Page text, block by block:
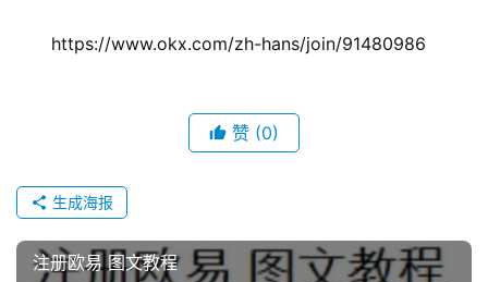
问
题
https://www.okx.com/zh-hans/join/91480986
赞 (0)
生成海报
注册欧易 图文教程